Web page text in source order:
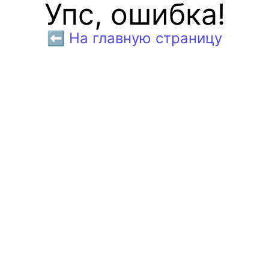
Упс, ошибка!
⬅️ На главную страницу